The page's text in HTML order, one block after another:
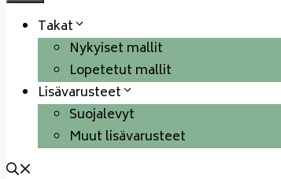
Takat
Nykyiset mallit
Lopetetut mallit
Lisävarusteet
Suojalevyt
Muut lisävarusteet